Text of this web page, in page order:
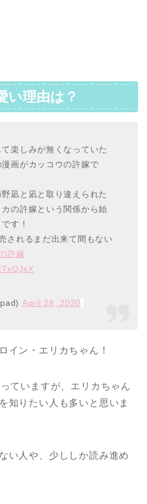
い理由は？
楽しみが無くなっていた
画がカッコウの許嫁で
凪と凪と取り違えられた
の許嫁という関係から始
す！
されるまだ出来て間もない
許嫁
April 28, 2020
イン・エリカちゃん！
ていますが、エリカちゃん
知りたい人も多いと思いま
い人や、少ししか読み進め